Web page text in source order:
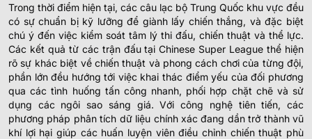
Trong thời điểm hiện tại, các câu lạc bộ Trung Quốc khu vực đều
có sự chuẩn bị kỹ lưỡng để giành lấy chiến thắng, và đặc biệt
chú ý đến việc kiểm soát tâm lý thi đấu, chiến thuật và thể lực.
Các kết quả từ các trận đấu tại Chinese Super League thể hiện
rõ sự khác biệt về chiến thuật và phong cách chơi của từng đội,
phần lớn đều hướng tới việc khai thác điểm yếu của đối phương
qua các tình huống tấn công nhanh, phối hợp chặt chẽ và sử
dụng các ngôi sao sáng giá. Với công nghệ tiên tiến, các
phương pháp phân tích dữ liệu chính xác đang dần trở thành vũ
khí lợi hại giúp các huấn luyện viên điều chỉnh chiến thuật phù